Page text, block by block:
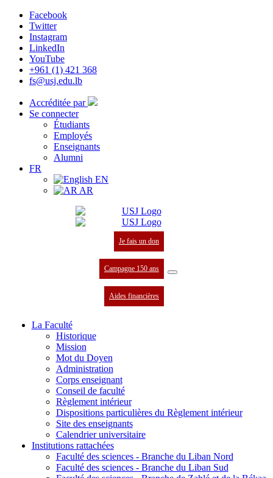
Facebook
Twitter
Instagram
LinkedIn
YouTube
+961 (1) 421 368
fs@usj.edu.lb
Accréditée par
Se connecter
Étudiants
Employés
Enseignants
Alumni
FR
EN
AR
Je fais un don
Campagne 150 ans
Aides financières
La Faculté
Historique
Mission
Mot du Doyen
Administration
Corps enseignant
Conseil de faculté
Règlement intérieur
Dispositions particulières du Règlement intérieur
Site des enseignants
Calendrier universitaire
Institutions rattachées
Faculté des sciences - Branche du Liban Nord
Faculté des sciences - Branche du Liban Sud